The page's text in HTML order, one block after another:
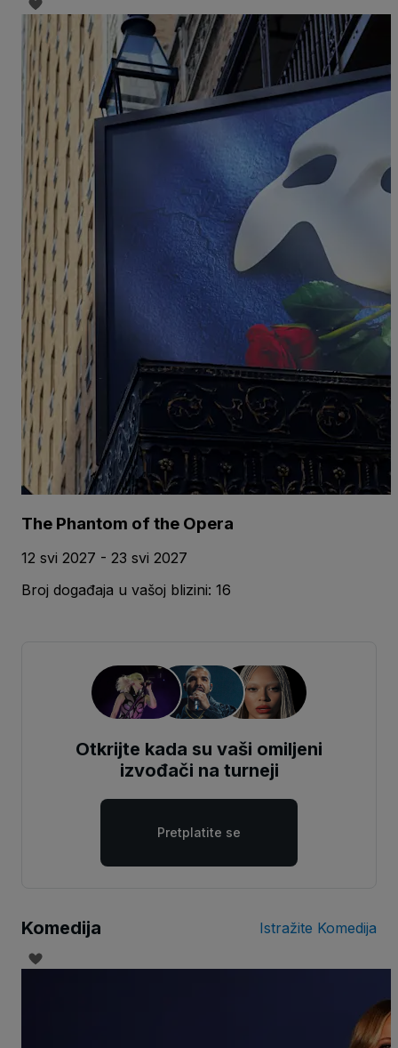
The Phantom of the Opera
12 svi 2027 - 23 svi 2027
Broj događaja u vašoj blizini: 16
Otkrijte kada su vaši omiljeni
izvođači na turneji
Pretplatite se
Komedija Istražite Komedija